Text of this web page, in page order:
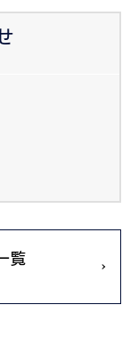
覧